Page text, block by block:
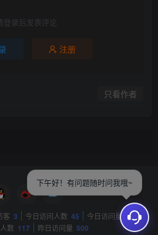
登录后发表评论
注册
只看作者
客 3 今日访问人数 45 今日访问量 81
数 117 昨日访问量 500
下午好！有问题随时问我哦~